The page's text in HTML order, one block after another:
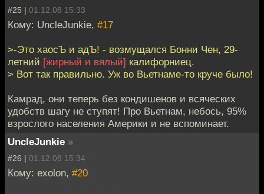
#25 | 01.12.08 15:33
Кому: UncleJunkie, #17
>-Это хаосЪ и адЪ! - возмущался Бонни Чен, 29-
летний [жирный и вялый] калифорниец.
> Вот так правильно. Уж во Вьетнаме-то круче было!
Камрад, они теперь без кондишенов и всяческих
удобств шагу не ступят! Про Вьетнам, небось, 95%
взрослого населения Америки и не вспоминает.
UncleJunkie »
#26 | 01.12.08 15:34
Кому: exolon, #20